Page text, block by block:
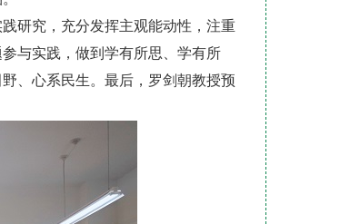
研究，充分发挥主观能动性，注重
与实践，做到学有所思、学有所
、心系民生。最后，罗剑朝教授预